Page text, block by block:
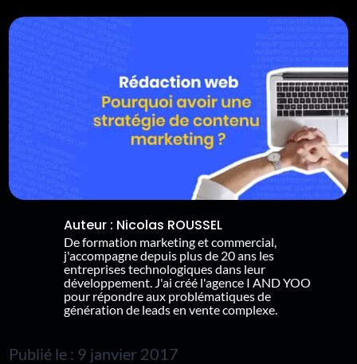
Auteur : Nicolas ROUSSEL
De formation marketing et commercial,
j'accompagne depuis plus de 20 ans les
entreprises technologiques dans leur
développement. J'ai créé l'agence I AND YOO
pour répondre aux problématiques de
génération de leads en vente complexe.
Publié le : 9 janvier 2017